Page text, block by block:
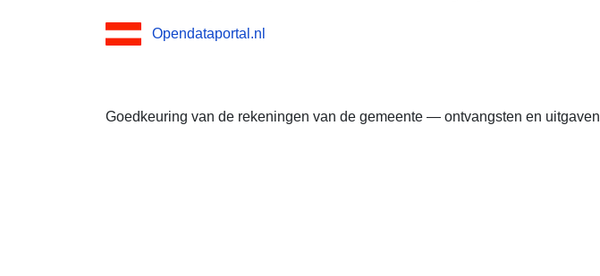
Opendataportal.nl
Goedkeuring van de rekeningen van de gemeente — ontvangsten en uitgaven